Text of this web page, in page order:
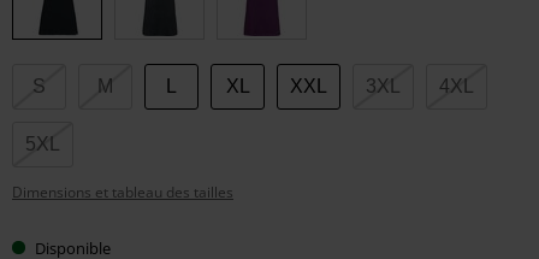
S M XL XXL 3XL 4XL
5XL
Dimensions et tableau des tailles
Disponible